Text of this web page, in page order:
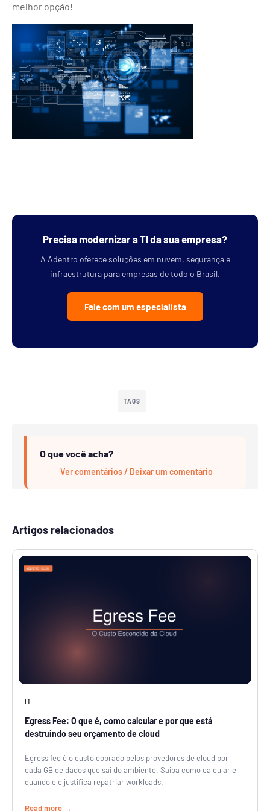
melhor opção!
Precisa modernizar a TI da sua empresa?
A Adentro oferece soluções em nuvem, segurança e
infraestrutura para empresas de todo o Brasil.
Fale com um especialista
TAGS
O que você acha?
Ver comentários / Deixar um comentário
Artigos relacionados
IT
Egress Fee: O que é, como calcular e por que está
destruindo seu orçamento de cloud
Egress fee é o custo cobrado pelos provedores de cloud por
cada GB de dados que sai do ambiente. Saiba como calcular e
quando ele justifica repatriar workloads.
Read more